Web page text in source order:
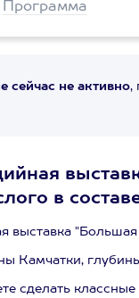
Программа
сейчас не активно,
в
выставка
Камчатки,
сделать